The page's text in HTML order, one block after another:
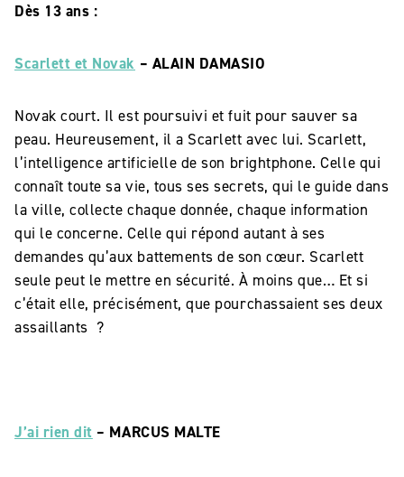
Dès 13 ans :
Scarlett et Novak – ALAIN DAMASIO
Novak court. Il est poursuivi et fuit pour sauver sa
peau. Heureusement, il a Scarlett avec lui. Scarlett,
l’intelligence artificielle de son brightphone. Celle qui
connaît toute sa vie, tous ses secrets, qui le guide dans
la ville, collecte chaque donnée, chaque information
qui le concerne. Celle qui répond autant à ses
demandes qu’aux battements de son cœur. Scarlett
seule peut le mettre en sécurité. À moins que… Et si
c’était elle, précisément, que pourchassaient ses deux
assaillants ?
J’ai rien dit – MARCUS MALTE